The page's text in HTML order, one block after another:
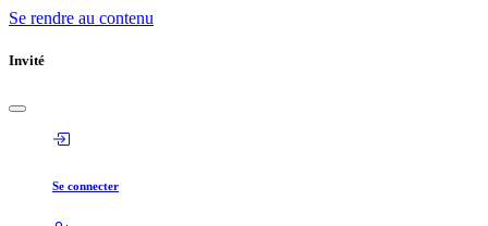
Se rendre au contenu
Invité
Se connecter